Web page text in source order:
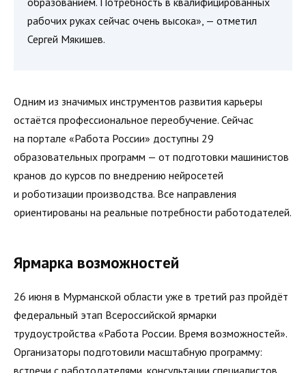
рабочих руках сейчас очень высока», — отметил
Сергей Мякишев.
Одним из значимых инструментов развития карьеры
остаётся профессиональное переобучение. Сейчас
на портале «Работа России» доступны 29
образовательных программ — от подготовки машинистов
кранов до курсов по внедрению нейросетей
и роботизации производства. Все направления
ориентированы на реальные потребности работодателей.
Ярмарка возможностей
26 июня в Мурманской области уже в третий раз пройдёт
федеральный этап Всероссийской ярмарки
трудоустройства «Работа России. Время возможностей».
Организаторы подготовили масштабную программу: